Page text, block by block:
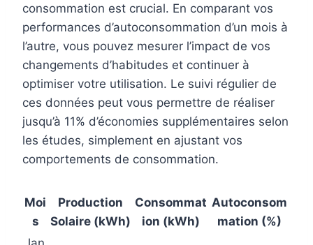
consommation est crucial. En comparant vos
performances d’autoconsommation d’un mois à
l’autre, vous pouvez mesurer l’impact de vos
changements d’habitudes et continuer à
optimiser votre utilisation. Le suivi régulier de
ces données peut vous permettre de réaliser
jusqu’à 11% d’économies supplémentaires selon
les études, simplement en ajustant vos
comportements de consommation.
Moi
s
Production
Solaire (kWh)
Consommat
ion (kWh)
Autoconsom
mation (%)